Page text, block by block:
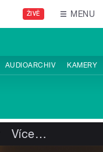
ŽIVĚ MENU
AUDIOARCHIV KAMERY
Více…